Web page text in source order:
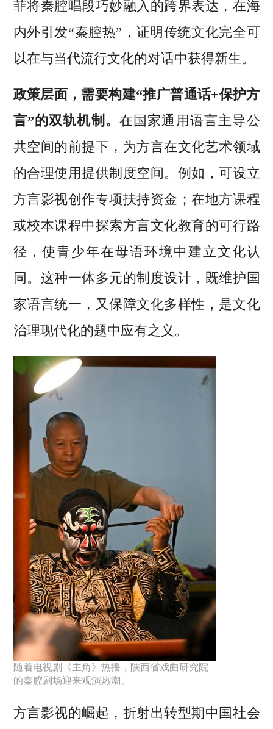
菲将秦腔唱段巧妙融入的跨界表达，在海
内外引发“秦腔热”，证明传统文化完全可
以在与当代流行文化的对话中获得新生。
政策层面，需要构建“推广普通话+保护方
言”的双轨机制。 在国家通用语言主导公
共空间的前提下，为方言在文化艺术领域
的合理使用提供制度空间。例如，可设立
方言影视创作专项扶持资金；在地方课程
或校本课程中探索方言文化教育的可行路
径，使青少年在母语环境中建立文化认
同。这种一体多元的制度设计，既维护国
家语言统一，又保障文化多样性，是文化
治理现代化的题中应有之义。
随着电视剧《主角》热播，陕西省戏曲研究院
的秦腔剧场迎来观演热潮。
方言影视的崛起，折射出转型期中国社会